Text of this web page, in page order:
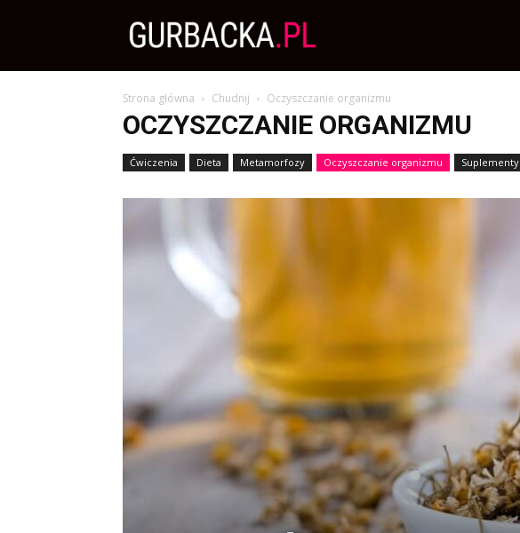
Dieta,
Odchudzanie
Strona główna Chudnij Oczyszczanie organizmu
OCZYSZCZANIE ORGANIZMU
Ćwiczenia Dieta Metamorfozy Oczyszczanie organizmu Suplementy